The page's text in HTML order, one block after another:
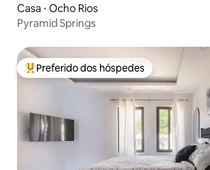
Casa ⋅ Ocho Rios
Pyramid Springs
Entre os melhores preferidos dos
Preferido dos hóspedes